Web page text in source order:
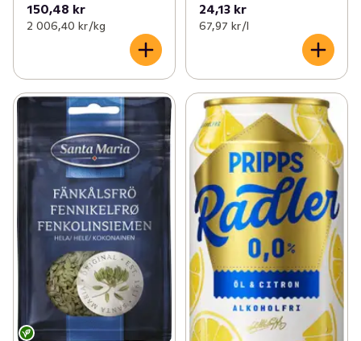
150,48 kr
2 006,40 kr /kg
24,13 kr
67,97 kr /l